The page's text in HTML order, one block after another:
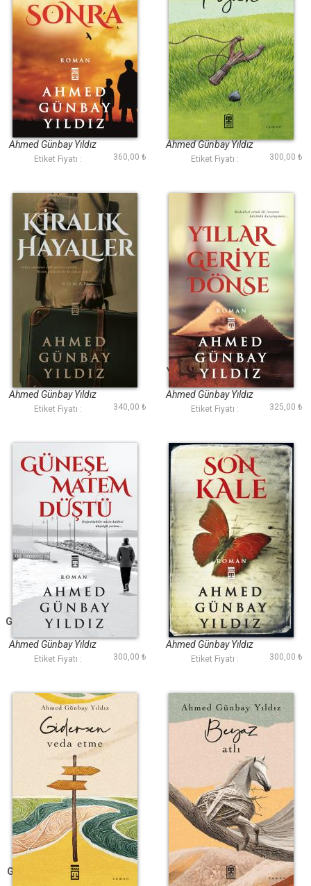
Babamdan Sonra
Ahmed Günbay Yıldız
Etiket Fiyatı : 360,00 ₺
Ahmed Günbay Yıldız
Etiket Fiyatı : 300,00 ₺
Kiralık Hayaller
Ahmed Günbay Yıldız
Etiket Fiyatı : 340,00 ₺
Yıllar Geriye Dönse
Ahmed Günbay Yıldız
Etiket Fiyatı : 325,00 ₺
Güneşe Matem Düştü
Ahmed Günbay Yıldız
Etiket Fiyatı : 300,00 ₺
Son Kale
Ahmed Günbay Yıldız
Etiket Fiyatı : 300,00 ₺
Gidersen Veda Etme Beyaz Atlı